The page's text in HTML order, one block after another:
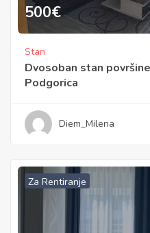
500€
Stan
Dvosoban stan
Podgorica
Diem_Milena
Za Rentiranje